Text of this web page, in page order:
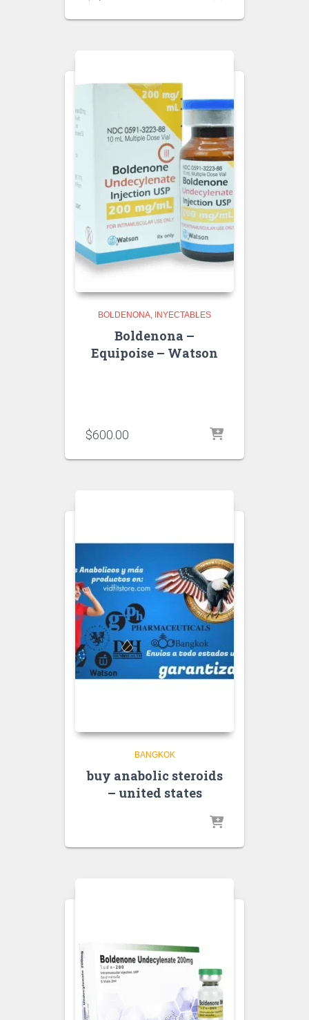
BOLDENONA INYECTABLES
Boldenona –
Equipoise – Watson
$600.00
BANGKOK
buy anabolic steroids
– united states